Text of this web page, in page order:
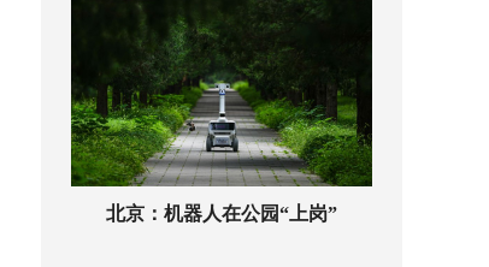
北京：机器人在公园“上岗”